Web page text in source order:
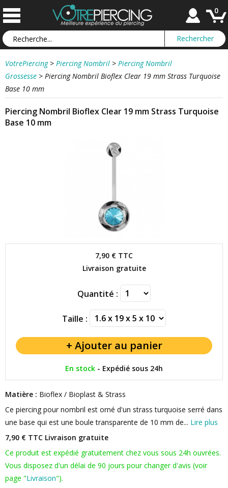
0
VotrePiercing > Piercing Nombril > Piercing Nombril
Grossesse > Piercing Nombril Bioflex Clear 19 mm Strass Turquoise
Base 10 mm
Piercing Nombril Bioflex Clear 19 mm Strass Turquoise
Base 10 mm
7,90 € TTC
Livraison gratuite
Quantité :
Taille :
En stock - Expédié sous 24h
Matière : Bioflex / Bioplast & Strass
Ce piercing pour nombril est orné d'un strass turquoise serré dans
une base qui est une boule transparente de 10 mm de... Lire plus
7,90 € TTC Livraison gratuite
Ce produit est expédié gratuitement chez vous sous 24h ouvrées.
Vous disposez d'un délai de 90 jours pour changer d'avis (voir
page "Livraison").